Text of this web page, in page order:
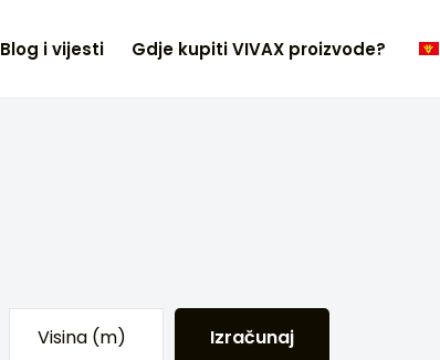
Blog i vijesti Gdje kupiti VIVAX proizvode?
Izračunaj